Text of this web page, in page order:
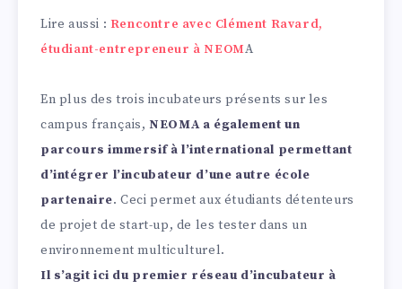
Lire aussi : Rencontre avec Clément Ravard,
étudiant-entrepreneur à NEOMA
En plus des trois incubateurs présents sur les
campus français, NEOMA a également un
parcours immersif à l’international permettant
d’intégrer l’incubateur d’une autre école
partenaire. Ceci permet aux étudiants détenteurs
de projet de start-up, de les tester dans un
environnement multiculturel.
Il s’agit ici du premier réseau d’incubateur à